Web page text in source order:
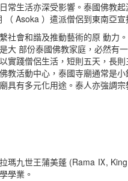
常生活亦深受影響。泰國佛教
Asoka ）遣派僧侶到東南亞
社會和諧及推動藝術的原 動力
大 部份泰國佛教家庭，必然
實踐僧侶生活，短則五天，長
教活動中心，泰國寺廟通常是
具有多元化用途。泰人亦強調
瑪九世王蒲美蓬 (Rama Ⅸ,
學業。